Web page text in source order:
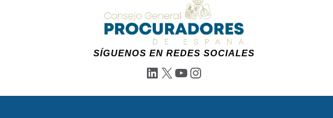
SÍGUENOS EN REDES SOCIALES
LinkedIn
X YouTube
Instagram